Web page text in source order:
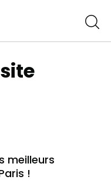
meilleurs
!